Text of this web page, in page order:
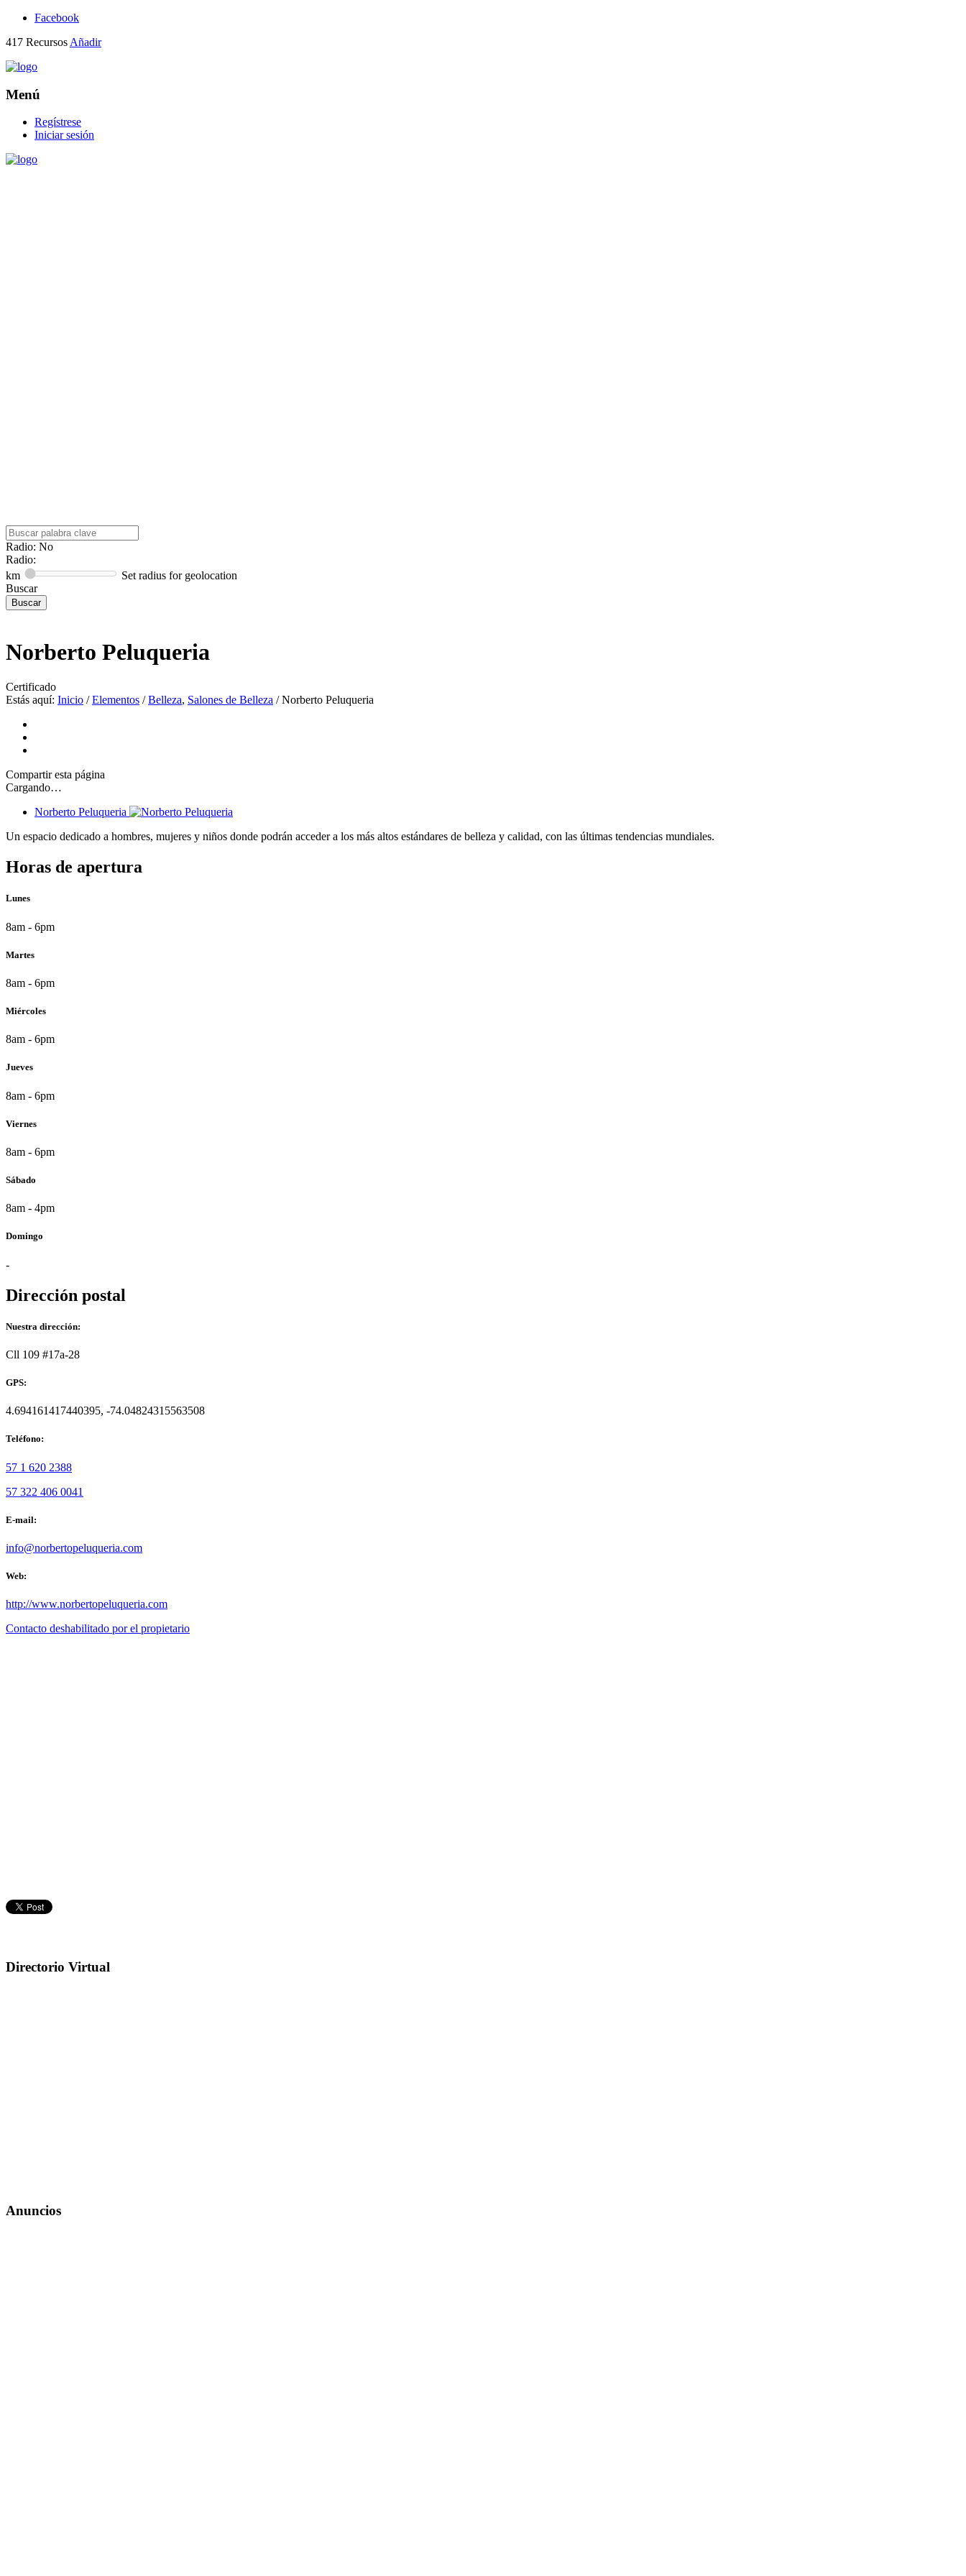
Facebook
417 Recursos Añadir
Menú
Regístrese
Iniciar sesión
Radio: No
Radio:
km
Set radius for geolocation
Buscar
Norberto Peluqueria
Certificado
Estás aquí: Inicio / Elementos / Belleza, Salones de Belleza / Norberto Peluqueria
Compartir esta página
Cargando…
Norberto Peluqueria
Un espacio dedicado a hombres, mujeres y niños donde podrán acceder a los más altos estándares de belleza y calidad, con las últimas tendencias mundiales.
Horas de apertura
Lunes
8am - 6pm
Martes
8am - 6pm
Miércoles
8am - 6pm
Jueves
8am - 6pm
Viernes
8am - 6pm
Sábado
8am - 4pm
Domingo
-
Dirección postal
Nuestra dirección:
Cll 109 #17a-28
GPS:
4.694161417440395, -74.04824315563508
Teléfono:
57 1 620 2388
57 322 406 0041
E-mail:
info@norbertopeluqueria.com
Web:
http://www.norbertopeluqueria.com
Contacto deshabilitado por el propietario
Directorio Virtual
Anuncios